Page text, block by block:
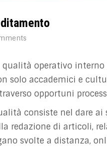
operativo
solo accademici e
opportuni
consiste nel dare
redazione di articoli,
svolte a distanza,